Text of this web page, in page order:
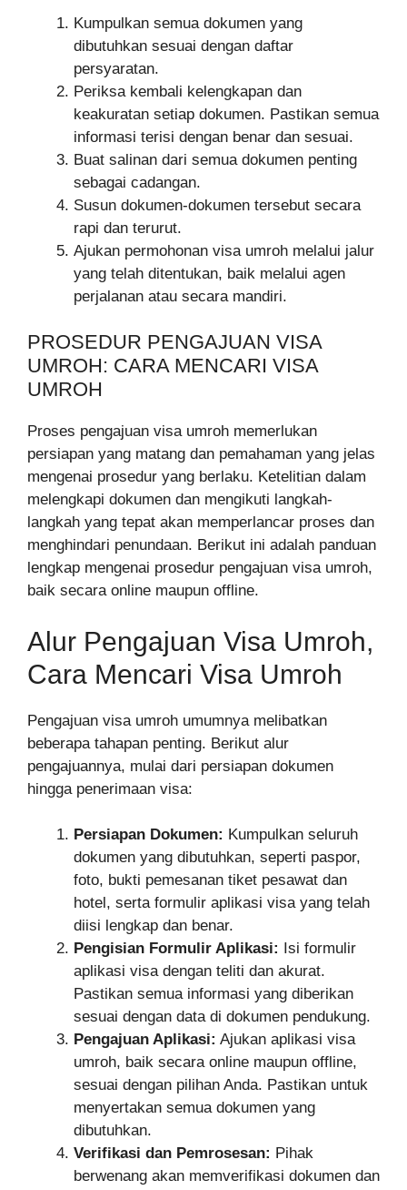
Kumpulkan semua dokumen yang
dibutuhkan sesuai dengan daftar
persyaratan.
Periksa kembali kelengkapan dan
keakuratan setiap dokumen. Pastikan semua
informasi terisi dengan benar dan sesuai.
Buat salinan dari semua dokumen penting
sebagai cadangan.
Susun dokumen-dokumen tersebut secara
rapi dan terurut.
Ajukan permohonan visa umroh melalui jalur
yang telah ditentukan, baik melalui agen
perjalanan atau secara mandiri.
PROSEDUR PENGAJUAN VISA
UMROH: CARA MENCARI VISA
UMROH
Proses pengajuan visa umroh memerlukan
persiapan yang matang dan pemahaman yang jelas
mengenai prosedur yang berlaku. Ketelitian dalam
melengkapi dokumen dan mengikuti langkah-
langkah yang tepat akan memperlancar proses dan
menghindari penundaan. Berikut ini adalah panduan
lengkap mengenai prosedur pengajuan visa umroh,
baik secara online maupun offline.
Alur Pengajuan Visa Umroh,
Cara Mencari Visa Umroh
Pengajuan visa umroh umumnya melibatkan
beberapa tahapan penting. Berikut alur
pengajuannya, mulai dari persiapan dokumen
hingga penerimaan visa:
Persiapan Dokumen: Kumpulkan seluruh
dokumen yang dibutuhkan, seperti paspor,
foto, bukti pemesanan tiket pesawat dan
hotel, serta formulir aplikasi visa yang telah
diisi lengkap dan benar.
Pengisian Formulir Aplikasi: Isi formulir
aplikasi visa dengan teliti dan akurat.
Pastikan semua informasi yang diberikan
sesuai dengan data di dokumen pendukung.
Pengajuan Aplikasi: Ajukan aplikasi visa
umroh, baik secara online maupun offline,
sesuai dengan pilihan Anda. Pastikan untuk
menyertakan semua dokumen yang
dibutuhkan.
Verifikasi dan Pemrosesan: Pihak
berwenang akan memverifikasi dokumen dan